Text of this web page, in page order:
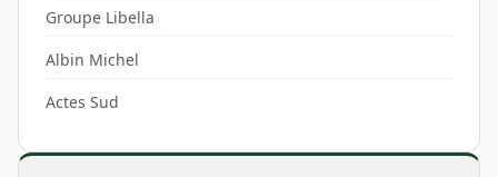
Groupe Libella
Albin Michel
Actes Sud